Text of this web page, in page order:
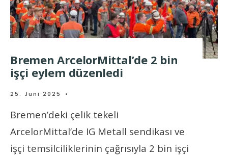
Bremen ArcelorMittal’de 2 bin
işçi eylem düzenledi
25. Juni 2025 •
Bremen’deki çelik tekeli
ArcelorMittal’de IG Metall sendikası ve
işçi temsilciliklerinin çağrısıyla 2 bin işçi